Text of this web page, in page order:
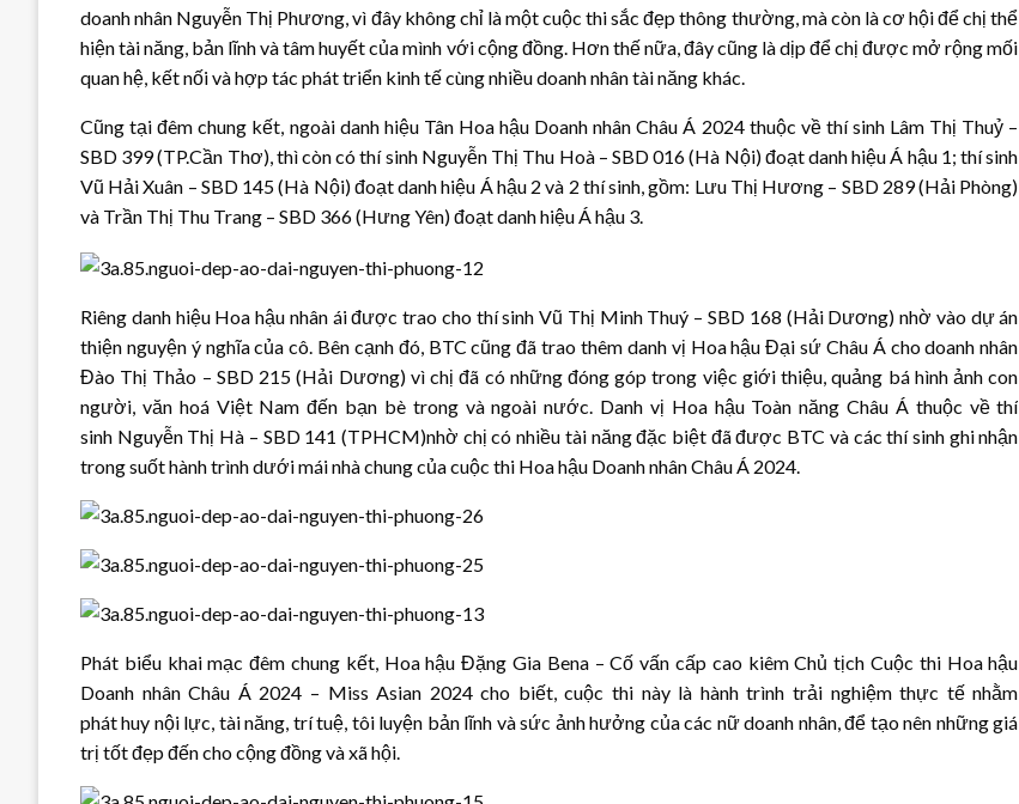
doanh nhân Nguyễn Thị Phương, vì đây không chỉ là một cuộc thi sắc đẹp thông thường, mà còn là cơ hội để chị thể
hiện tài năng, bản lĩnh và tâm huyết của mình với cộng đồng. Hơn thế nữa, đây cũng là dịp để chị được mở rộng mối
quan hệ, kết nối và hợp tác phát triển kinh tế cùng nhiều doanh nhân tài năng khác.
Cũng tại đêm chung kết, ngoài danh hiệu Tân Hoa hậu Doanh nhân Châu Á 2024 thuộc về thí sinh Lâm Thị Thuỷ –
SBD 399 (TP.Cần Thơ), thì còn có thí sinh Nguyễn Thị Thu Hoà – SBD 016 (Hà Nội) đoạt danh hiệu Á hậu 1; thí sinh
Vũ Hải Xuân – SBD 145 (Hà Nội) đoạt danh hiệu Á hậu 2 và 2 thí sinh, gồm: Lưu Thị Hương – SBD 289 (Hải Phòng)
và Trần Thị Thu Trang – SBD 366 (Hưng Yên) đoạt danh hiệu Á hậu 3.
Riêng danh hiệu Hoa hậu nhân ái được trao cho thí sinh Vũ Thị Minh Thuý – SBD 168 (Hải Dương) nhờ vào dự án
thiện nguyện ý nghĩa của cô. Bên cạnh đó, BTC cũng đã trao thêm danh vị Hoa hậu Đại sứ Châu Á cho doanh nhân
Đào Thị Thảo – SBD 215 (Hải Dương) vì chị đã có những đóng góp trong việc giới thiệu, quảng bá hình ảnh con
người, văn hoá Việt Nam đến bạn bè trong và ngoài nước. Danh vị Hoa hậu Toàn năng Châu Á thuộc về thí
sinh Nguyễn Thị Hà – SBD 141 (TPHCM)nhờ chị có nhiều tài năng đặc biệt đã được BTC và các thí sinh ghi nhận
trong suốt hành trình dưới mái nhà chung của cuộc thi Hoa hậu Doanh nhân Châu Á 2024.
Phát biểu khai mạc đêm chung kết, Hoa hậu Đặng Gia Bena – Cố vấn cấp cao kiêm Chủ tịch Cuộc thi Hoa hậu
Doanh nhân Châu Á 2024 – Miss Asian 2024 cho biết, cuộc thi này là hành trình trải nghiệm thực tế nhằm
phát huy nội lực, tài năng, trí tuệ, tôi luyện bản lĩnh và sức ảnh hưởng của các nữ doanh nhân, để tạo nên những giá
trị tốt đẹp đến cho cộng đồng và xã hội.